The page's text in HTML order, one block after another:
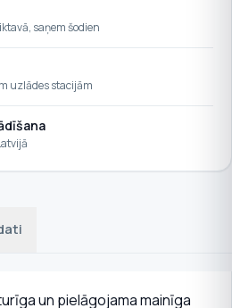
saņem šodien
uzlādes stacijām
un pielāgojama mainīga